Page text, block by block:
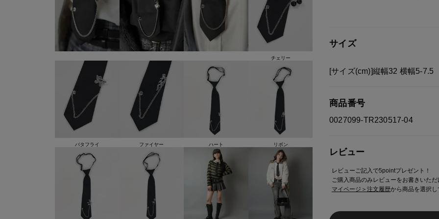
サイズ
[サイズ(cm)]縦幅32 横幅5-7.5
商品番号
0027099-TR230517-04
レビュー
レビューご記入で5pointプレゼント！
ご購入商品のみレビューをお書きいただ
マイページ＞注文履歴から商品を選択
チェリー
バタフライ ファイヤー ハート リボン